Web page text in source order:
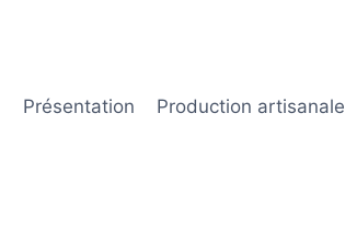
Présentation Production artisanale